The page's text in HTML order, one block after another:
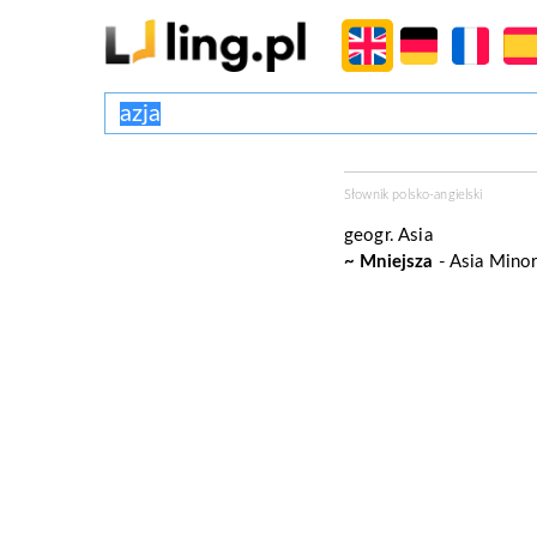
Słownik polsko-angielski
geogr. Asia
~ Mniejsza - Asia Minor